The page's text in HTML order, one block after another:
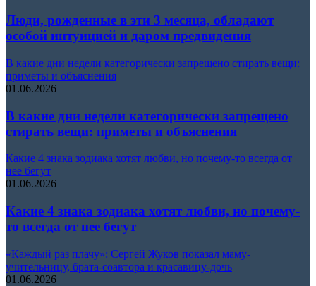
Люди, рожденные в эти 3 месяца, обладают
особой интуицией и даром предвидения
В какие дни недели категорически запрещено стирать вещи:
приметы и объяснения
01.06.2026
В какие дни недели категорически запрещено
стирать вещи: приметы и объяснения
Какие 4 знака зодиака хотят любви, но почему-то всегда от
нее бегут
01.06.2026
Какие 4 знака зодиака хотят любви, но почему-
то всегда от нее бегут
«Каждый раз плачу»: Сергей Жуков показал маму-
учительницу, брата-соавтора и красавицу-дочь
01.06.2026